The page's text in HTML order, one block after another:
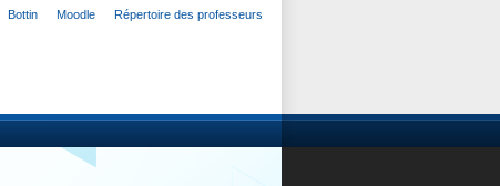
Bottin Moodle Répertoire des professeurs